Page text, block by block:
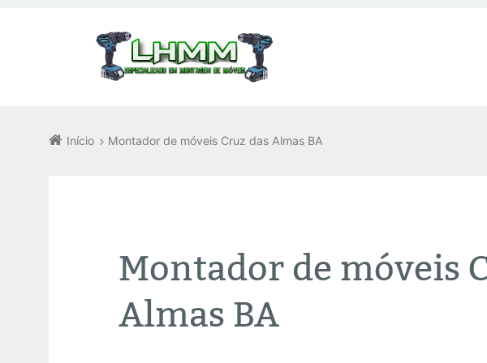
Início Montador de móveis Cruz das Almas BA
Montador de móveis
Almas BA